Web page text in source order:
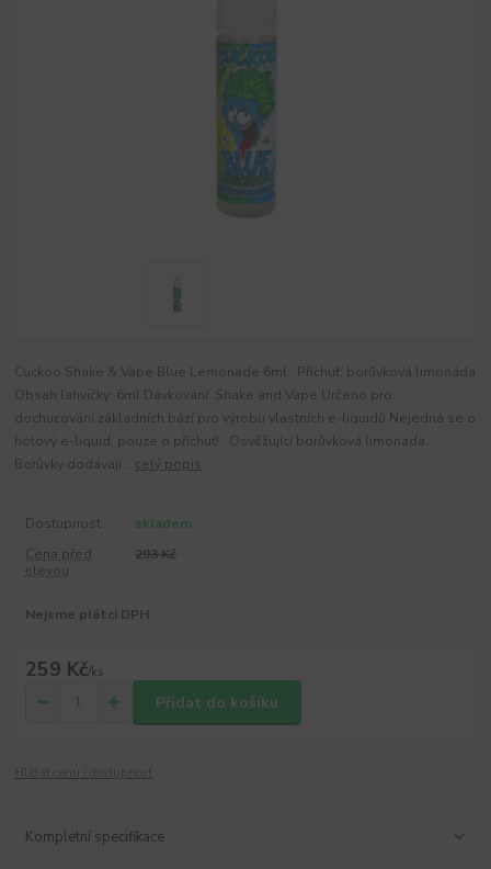
Cuckoo Shake & Vape Blue Lemonade 6ml Příchuť: borůvková limonáda
Obsah lahvičky: 6ml Dávkování: Shake and Vape Určeno pro:
dochucování základních bází pro výrobu vlastních e-liquidů Nejedná se o
hotový e-liquid, pouze o příchuť! Osvěžující borůvková limonáda.
Borůvky dodávají... celý popis
Dostupnost
skladem
Cena před
slevou
293 Kč
Nejsme plátci DPH
259 Kč/ks
Přidat do košíku
Kompletní specifikace